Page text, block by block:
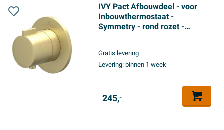
IVY Pact Afbouwdeel - voor
Inbouwthermostaat -
Symmetry - rond rozet -
Gratis levering
Levering:binnen 1 week
245,-